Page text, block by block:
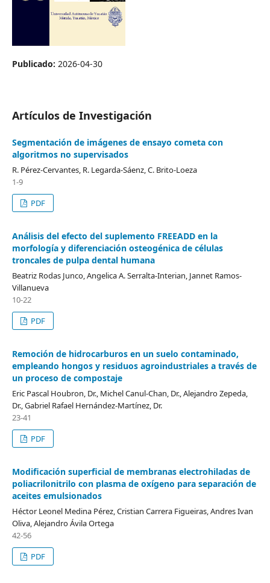
Publicado: 2026-04-30
Artículos de Investigación
Segmentación de imágenes de ensayo cometa con
algoritmos no supervisados
R. Pérez-Cervantes, R. Legarda-Sáenz, C. Brito-Loeza
1-9
PDF
Análisis del efecto del suplemento FREEADD en la
morfología y diferenciación osteogénica de células
troncales de pulpa dental humana
Beatriz Rodas Junco, Angelica A. Serralta-Interian, Jannet Ramos-
Villanueva
10-22
PDF
Remoción de hidrocarburos en un suelo contaminado,
empleando hongos y residuos agroindustriales a través de
un proceso de compostaje
Eric Pascal Houbron, Dr., Michel Canul-Chan, Dr., Alejandro Zepeda,
Dr., Gabriel Rafael Hernández-Martínez, Dr.
23-41
PDF
Modificación superficial de membranas electrohiladas de
poliacrilonitrilo con plasma de oxígeno para separación de
aceites emulsionados
Héctor Leonel Medina Pérez, Cristian Carrera Figueiras, Andres Ivan
Oliva, Alejandro Ávila Ortega
42-56
PDF